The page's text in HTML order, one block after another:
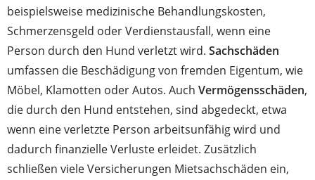
beispielsweise medizinische Behandlungskosten,
Schmerzensgeld oder Verdienstausfall, wenn eine
Person durch den Hund verletzt wird. Sachschäden
umfassen die Beschädigung von fremden Eigentum, wie
Möbel, Klamotten oder Autos. Auch Vermögensschäden,
die durch den Hund entstehen, sind abgedeckt, etwa
wenn eine verletzte Person arbeitsunfähig wird und
dadurch finanzielle Verluste erleidet. Zusätzlich
schließen viele Versicherungen Mietsachschäden ein,